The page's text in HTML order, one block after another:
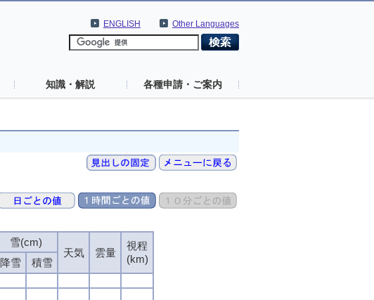
Other Languages
ENGLISH
知識・解説 各種申請・ご案内
雪(cm)
天気
雲量
視程
(km)
降雪
積雪